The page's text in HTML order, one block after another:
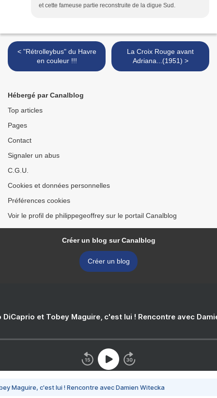
et cette fameuse partie reconstruite de la digue Sud.
< "Rétrolleybus" du Havre
en couleur !!!
La Croix Rouge avant
Adriana...(1951) >
Hébergé par Canalblog
Top articles
Pages
Contact
Signaler un abus
C.G.U.
Cookies et données personnelles
Préférences cookies
Voir le profil de philippegeoffrey sur le portail Canalblog
Créer un blog sur Canalblog
Créer un blog
DiCaprio et Tobey Maguire, c'est lui ! Rencontre avec
Maguire, c'est lui ! Rencontre avec Damien Witecka